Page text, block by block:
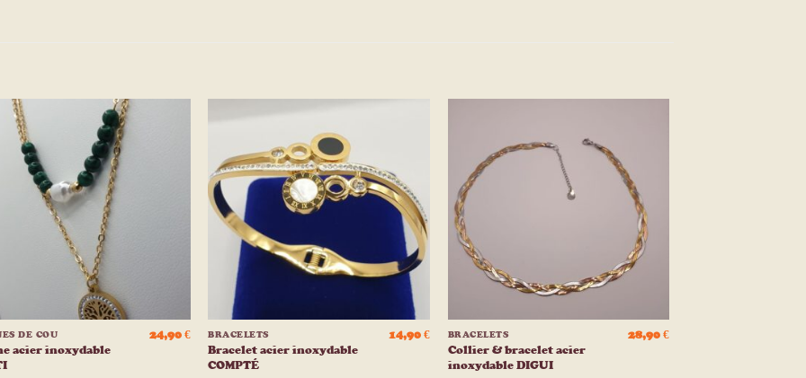
DE COU
acier inoxydable
24,90 €
d’envies
+
BRACELETS
Bracelet acier inoxydable
COMPTÉ
14,90 €
liste
d’envies
BRACELETS
Collier & bracelet acier
inoxydable DIGUI
28,90€